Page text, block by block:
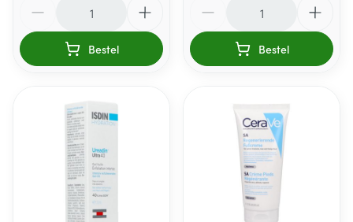
Bestel Bestel